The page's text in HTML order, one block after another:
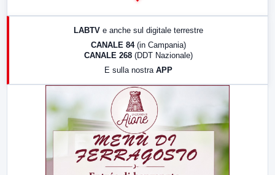
LABTV e anche sul digitale terrestre
CANALE 84 (in Campania)
CANALE 268 (DDT Nazionale)
E sulla nostra APP